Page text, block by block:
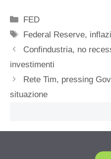
Categorie
FED
Tag
Federal Reserve,
Confindustria, no
investimenti
Rete Tim, pressing
situazione